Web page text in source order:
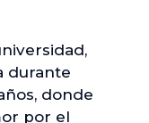
durante
donde
por el